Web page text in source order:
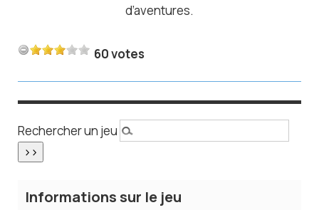
d’aventures.
60 votes
Rechercher un jeu
Informations sur le jeu